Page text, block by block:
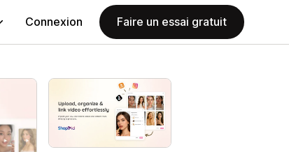
Connexion Faire un essai gratuit